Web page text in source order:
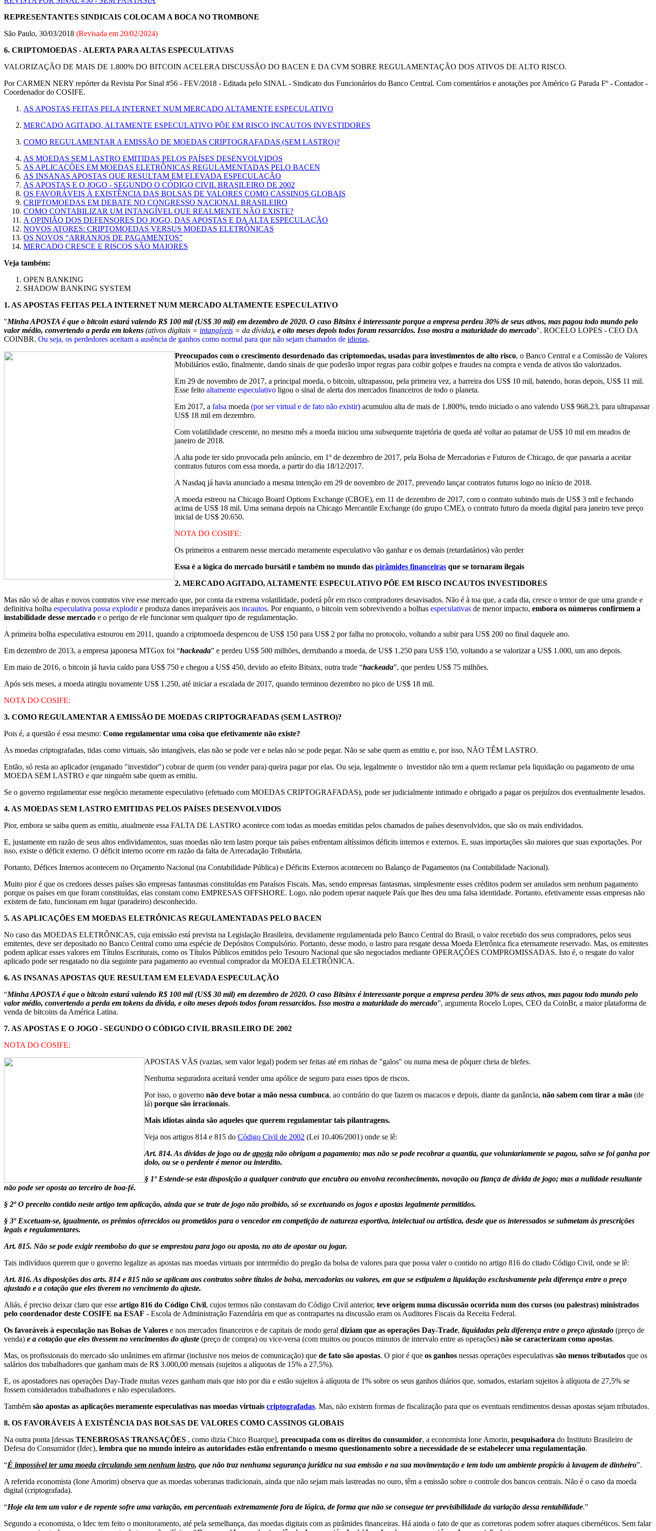
REPRESENTANTES SINDICAIS COLOCAM A BOCA NO TROMBONE
São Paulo, 30/03/2018 (Revisada em 20/02/2024)
6. CRIPTOMOEDAS - ALERTA PARA ALTAS ESPECULATIVAS
VALORIZAÇÃO DE MAIS DE 1.800% DO BITCOIN ACELERA DISCUSSÃO DO BACEN E DA CVM SOBRE REGULAMENTAÇÃO DOS ATIVOS DE ALTO RISCO.
Por CARMEN NERY repórter da Revista Por Sinal #56 - FEV/2018 - Editada pelo SINAL - Sindicato dos Funcionários do Banco Central. Com comentários e anotações por Américo G Parada Fº - Contador -
Coordenador do COSIFE.
AS APOSTAS FEITAS PELA INTERNET NUM MERCADO ALTAMENTE ESPECULATIVO
MERCADO AGITADO, ALTAMENTE ESPECULATIVO PÕE EM RISCO INCAUTOS INVESTIDORES
COMO REGULAMENTAR A EMISSÃO DE MOEDAS CRIPTOGRAFADAS (SEM LASTRO)?
AS MOEDAS SEM LASTRO EMITIDAS PELOS PAÍSES DESENVOLVIDOS
AS APLICAÇÕES EM MOEDAS ELETRÔNICAS REGULAMENTADAS PELO BACEN
AS INSANAS APOSTAS QUE RESULTAM EM ELEVADA ESPECULAÇÃO
AS APOSTAS E O JOGO - SEGUNDO O CÓDIGO CIVIL BRASILEIRO DE 2002
OS FAVORÁVEIS À EXISTÊNCIA DAS BOLSAS DE VALORES COMO CASSINOS GLOBAIS
CRIPTOMOEDAS EM DEBATE NO CONGRESSO NACIONAL BRASILEIRO
COMO CONTABILIZAR UM INTANGÍVEL QUE REALMENTE NÃO EXISTE?
A OPINIÃO DOS DEFENSORES DO JOGO, DAS APOSTAS E DA ALTA ESPECULAÇÃO
NOVOS ATORES: CRIPTOMOEDAS VERSUS MOEDAS ELETRÔNICAS
OS NOVOS “ARRANJOS DE PAGAMENTOS”
MERCADO CRESCE E RISCOS SÃO MAIORES
Veja também:
OPEN BANKING
SHADOW BANKING SYSTEM
1. AS APOSTAS FEITAS PELA INTERNET NUM MERCADO ALTAMENTE ESPECULATIVO
"Minha APOSTA é que o bitcoin estará valendo R$ 100 mil (US$ 30 mil) em dezembro de 2020. O caso Bitsinx é interessante porque a empresa perdeu 30% de seus ativos, mas pagou todo mundo pelo
valor médio, convertendo a perda em tokens (ativos digitais = intangíveis = da dívida), e oito meses depois todos foram ressarcidos. Isso mostra a maturidade do mercado". ROCELO LOPES - CEO DA
COINBR. Ou seja, os perdedores aceitam a ausência de ganhos como normal para que não sejam chamados de idiotas.
Preocupados com o crescimento desordenado das criptomoedas, usadas para investimentos de alto risco, o Banco Central e a Comissão de Valores
Mobiliários estão, finalmente, dando sinais de que poderão impor regras para coibir golpes e fraudes na compra e venda de ativos tão valorizados.
Em 29 de novembro de 2017, a principal moeda, o bitcoin, ultrapassou, pela primeira vez, a barreira dos US$ 10 mil, batendo, horas depois, US$ 11 mil.
Esse feito altamente especulativo ligou o sinal de alerta dos mercados financeiros de todo o planeta.
Em 2017, a falsa moeda (por ser virtual e de fato não existir) acumulou alta de mais de 1.800%, tendo iniciado o ano valendo US$ 968,23, para ultrapassar
US$ 18 mil em dezembro.
Com volatilidade crescente, no mesmo mês a moeda iniciou uma subsequente trajetória de queda até voltar ao patamar de US$ 10 mil em meados de
janeiro de 2018.
A alta pode ter sido provocada pelo anúncio, em 1º de dezembro de 2017, pela Bolsa de Mercadorias e Futuros de Chicago, de que passaria a aceitar
contratos futuros com essa moeda, a partir do dia 18/12/2017.
A Nasdaq já havia anunciado a mesma intenção em 29 de novembro de 2017, prevendo lançar contratos futuros logo no início de 2018.
A moeda estreou na Chicago Board Options Exchange (CBOE), em 11 de dezembro de 2017, com o contrato subindo mais de US$ 3 mil e fechando
acima de US$ 18 mil. Uma semana depois na Chicago Mercantile Exchange (do grupo CME), o contrato futuro da moeda digital para janeiro teve preço
inicial de US$ 20.650.
NOTA DO COSIFE:
Os primeiros a entrarem nesse mercado meramente especulativo vão ganhar e os demais (retardatários) vão perder
Essa é a lógica do mercado bursátil e também no mundo das pirâmides financeiras que se tornaram ilegais
2. MERCADO AGITADO, ALTAMENTE ESPECULATIVO PÕE EM RISCO INCAUTOS INVESTIDORES
Mas não só de altas e novos contratos vive esse mercado que, por conta da extrema volatilidade, poderá pôr em risco compradores desavisados. Não é à toa que, a cada dia, cresce o temor de que uma grande e
definitiva bolha especulativa possa explodire produza danos irreparáveis aos incautos. Por enquanto, o bitcoin vem sobrevivendo a bolhas especulativas de menor impacto, embora os números confirmem a
instabilidade desse mercado e o perigo de ele funcionar sem qualquer tipo de regulamentação.
A primeira bolha especulativa estourou em 2011, quando a criptomoeda despencou de US$ 150 para US$ 2 por falha no protocolo, voltando a subir para US$ 200 no final daquele ano.
Em dezembro de 2013, a empresa japonesa MTGox foi “hackeada” e perdeu US$ 500 milhões, derrubando a moeda, de US$ 1.250 para US$ 150, voltando a se valorizar a US$ 1.000, um ano depois.
Em maio de 2016, o bitcoin já havia caído para US$ 750 e chegou a US$ 450, devido ao efeito Bitsinx, outra trade “hackeada”, que perdeu US$ 75 milhões.
Após seis meses, a moeda atingiu novamente US$ 1.250, até iniciar a escalada de 2017, quando terminou dezembro no pico de US$ 18 mil.
NOTA DO COSIFE:
3. COMO REGULAMENTAR A EMISSÃO DE MOEDAS CRIPTOGRAFADAS (SEM LASTRO)?
Pois é, a questão é essa mesmo: Como regulamentar uma coisa que efetivamente não existe?
As moedas criptografadas, tidas como virtuais, são intangíveis, elas não se pode ver e nelas não se pode pegar. Não se sabe quem as emitiu e, por isso, NÃO TÊM LASTRO.
Então, só resta ao aplicador (enganado "investidor") cobrar de quem (ou vender para) queira pagar por elas. Ou seja, legalmente o investidor não tem a quem reclamar pela liquidação ou pagamento de uma
MOEDA SEM LASTRO e que ninguém sabe quem as emitiu.
Se o governo regulamentar esse negócio meramente especulativo (efetuado com MOEDAS CRIPTOGRAFADAS), pode ser judicialmente intimado e obrigado a pagar os prejuízos dos eventualmente lesados.
4. AS MOEDAS SEM LASTRO EMITIDAS PELOS PAÍSES DESENVOLVIDOS
Pior, embora se saiba quem as emitiu, atualmente essa FALTA DE LASTRO acontece com todas as moedas emitidas pelos chamados de países desenvolvidos, que são os mais endividados.
E, justamente em razão de seus altos endividamentos, suas moedas não tem lastro porque tais países enfrentam altíssimos déficits internos e externos. E, suas importações são maiores que suas exportações. Por
isso, existe o déficit externo. O déficit interno ocorre em razão da falta de Arrecadação Tributária.
Portanto, Défices Internos acontecem no Orçamento Nacional (na Contabilidade Pública) e Déficits Externos acontecem no Balanço de Pagamentos (na Contabilidade Nacional).
Muito pior é que os credores desses países são empresas fantasmas constituídas em Paraísos Fiscais. Mas, sendo empresas fantasmas, simplesmente esses créditos podem ser anulados sem nenhum pagamento
porque os países em que foram constituídas, elas constam como EMPRESAS OFFSHORE. Logo, não podem operar naquele País que lhes deu uma falsa identidade. Portanto, efetivamente essas empresas não
existem de fato, funcionam em lugar (paradeiro) desconhecido.
5. AS APLICAÇÕES EM MOEDAS ELETRÔNICAS REGULAMENTADAS PELO BACEN
No caso das MOEDAS ELETRÔNICAS, cuja emissão está prevista na Legislação Brasileira, devidamente regulamentada pelo Banco Central do Brasil, o valor recebido dos seus compradores, pelos seus
emitentes, deve ser depositado no Banco Central como uma espécie de Depósitos Compulsório. Portanto, desse modo, o lastro para resgate dessa Moeda Eletrônica fica eternamente reservado. Mas, os emitentes
podem aplicar esses valores em Títulos Escriturais, como os Títulos Públicos emitidos pelo Tesouro Nacional que são negociados mediante OPERAÇÕES COMPROMISSADAS. Isto é, o resgate do valor
aplicado pode ser resgatado no dia seguinte para pagamento ao eventual comprador da MOEDA ELETRÔNICA.
6. AS INSANAS APOSTAS QUE RESULTAM EM ELEVADA ESPECULAÇÃO
“Minha APOSTA é que o bitcoin estará valendo R$ 100 mil (US$ 30 mil) em dezembro de 2020. O caso Bitsinx é interessante porque a empresa perdeu 30% de seus ativos, mas pagou todo mundo pelo
valor médio, convertendo a perda em tokens da dívida, e oito meses depois todos foram ressarcidos. Isso mostra a maturidade do mercado”, argumenta Rocelo Lopes, CEO da CoinBr, a maior plataforma de
venda de bitcoins da América Latina.
7. AS APOSTAS E O JOGO - SEGUNDO O CÓDIGO CIVIL BRASILEIRO DE 2002
NOTA DO COSIFE:
APOSTAS VÃS (vazias, sem valor legal) podem ser feitas até em rinhas de "galos" ou numa mesa de pôquer cheia de blefes.
Nenhuma seguradora aceitará vender uma apólice de seguro para esses tipos de riscos.
Por isso, o governo não deve botar a mão nessa cumbuca, ao contrário do que fazem os macacos e depois, diante da ganância, não sabem com tirar a mão (de
lá) porque são irracionais.
Mais idiotas ainda são aqueles que querem regulamentar tais pilantragens.
Veja nos artigos 814 e 815 do Código Civil de 2002 (Lei 10.406/2001) onde se lê:
Art. 814. As dívidas de jogo ou de aposta não obrigam a pagamento; mas não se pode recobrar a quantia, que voluntariamente se pagou, salvo se foi ganha por
dolo, ou se o perdente é menor ou interdito.
§ 1º Estende-se esta disposição a qualquer contrato que encubra ou envolva reconhecimento, novação ou fiança de dívida de jogo; mas a nulidade resultante
não pode ser oposta ao terceiro de boa-fé.
§ 2º O preceito contido neste artigo tem aplicação, ainda que se trate de jogo não proibido, só se excetuando os jogos e apostas legalmente permitidos.
§ 3º Excetuam-se, igualmente, os prêmios oferecidos ou prometidos para o vencedor em competição de natureza esportiva, intelectual ou artística, desde que os interessados se submetam às prescrições
legais e regulamentares.
Art. 815. Não se pode exigir reembolso do que se emprestou para jogo ou aposta, no ato de apostar ou jogar.
Tais indivíduos querem que o governo legalize as apostas nas moedas virtuais por intermédio do pregão da bolsa de valores para que possa valer o contido no artigo 816 do citado Código Civil, onde se lê:
Art. 816. As disposições dos arts. 814 e 815 não se aplicam aos contratos sobre títulos de bolsa, mercadorias ou valores, em que se estipulem a liquidação exclusivamente pela diferença entre o preço
ajustado e a cotação que eles tiverem no vencimento do ajuste.
Aliás, é preciso deixar claro que esse artigo 816 do Código Civil, cujos termos não constavam do Código Civil anterior, teve origem numa discussão ocorrida num dos cursos (ou palestras) ministrados
pelo coordenador deste COSIFE na ESAF - Escola de Administração Fazendária em que as contrapartes na discussão eram os Auditores Fiscais da Receita Federal.
Os favoráveis à especulação nas Bolsas de Valores e nos mercados financeiros e de capitais de modo geral diziam que as operações Day-Trade, liquidadas pela diferença entre o preço ajustado (preço de
venda) e a cotação que eles tivessem no vencimentos do ajuste (preço de compra) ou vice-versa (com muitos ou poucos minutos de intervalo entre as operações) não se caracterizam como apostas.
Mas, os profissionais do mercado são unânimes em afirmar (inclusive nos meios de comunicação) que de fato são apostas. O pior é que os ganhos nessas operações especulativas são menos tributados que os
salários dos trabalhadores que ganham mais de R$ 3.000,00 mensais (sujeitos a alíquotas de 15% a 27,5%).
E, os apostadores nas operações Day-Trade muitas vezes ganham mais que isto por dia e estão sujeitos à alíquota de 1% sobre os seus ganhos diários que, somados, estariam sujeitos à alíquota de 27,5% se
fossem considerados trabalhadores e não especuladores.
Também são apostas as aplicações meramente especulativas nas moedas virtuais criptografadas. Mas, não existem formas de fiscalização para que os eventuais rendimentos dessas apostas sejam tributados.
8. OS FAVORÁVEIS À EXISTÊNCIA DAS BOLSAS DE VALORES COMO CASSINOS GLOBAIS
Na outra ponta [dessas TENEBROSAS TRANSAÇÕES , como dizia Chico Buarque], preocupada com os direitos do consumidor, a economista Ione Amorin, pesquisadora do Instituto Brasileiro de
Defesa do Consumidor (Idec), lembra que no mundo inteiro as autoridades estão enfrentando o mesmo questionamento sobre a necessidade de se estabelecer uma regulamentação.
“É impossível ter uma moeda circulando sem nenhum lastro, que não traz nenhuma segurança jurídica na sua emissão e na sua movimentação e tem todo um ambiente propício à lavagem de dinheiro”.
A referida economista (Ione Amorim) observa que as moedas soberanas tradicionais, ainda que não sejam mais lastreadas no ouro, têm a emissão sobre o controle dos bancos centrais. Não é o caso da moeda
digital (criptografada).
“Hoje ela tem um valor e de repente sofre uma variação, em percentuais extremamente fora de lógica, de forma que não se consegue ter previsibilidade da variação dessa rentabilidade.”
Segundo a economista, o Idec tem feito o monitoramento, até pela semelhança, das moedas digitais com as pirâmides financeiras. Há ainda o fato de que as corretoras podem sofrer ataques cibernéticos. Sem falar